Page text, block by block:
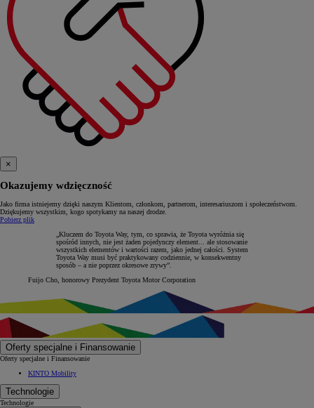
×
Okazujemy wdzięczność
Jako firma istniejemy dzięki naszym Klientom, członkom, partnerom, interesariuszom i społeczeństwom.
Dziękujemy wszystkim, kogo spotykamy na naszej drodze.
Pobierz plik
„Kluczem do Toyota Way, tym, co sprawia, że Toyota wyróżnia się
spośród innych, nie jest żaden pojedynczy element... ale stosowanie
wszystkich elementów i wartości razem, jako jednej całości. System
Toyota Way musi być praktykowany codziennie, w konsekwentny
sposób – a nie poprzez okresowe zrywy”.
Fuijo Cho, honorowy Prezydent Toyota Motor Corporation
Oferty specjalne i Finansowanie
Oferty specjalne i Finansowanie
KINTO Mobility
Technologie
Technologie